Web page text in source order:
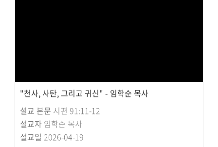
"천사, 사탄, 그리고 귀신" - 임학순 목사
설교 본문 시편 91:11-12
설교자 임학순 목사
설교일 2026-04-19